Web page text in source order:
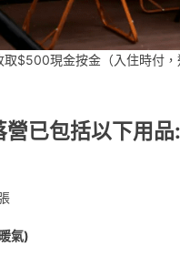
$500現金按金（入住時付，
營已包括以下用品:
氣)